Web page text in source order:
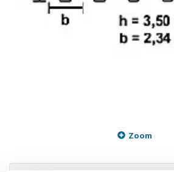
Zoom